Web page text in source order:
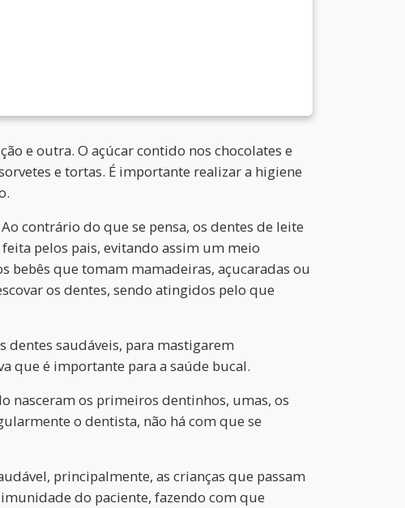
e outra. O açúcar contido nos chocolates e
e tortas. É importante realizar a higiene
contrário do que se pensa, os dentes de leite
pelos pais, evitando assim um meio
bebês que tomam mamadeiras, açucaradas ou
os dentes, sendo atingidos pelo que
dentes saudáveis, para mastigarem
que é importante para a saúde bucal.
nasceram os primeiros dentinhos, umas, os
o dentista, não há com que se
principalmente, as crianças que passam
do paciente, fazendo com que